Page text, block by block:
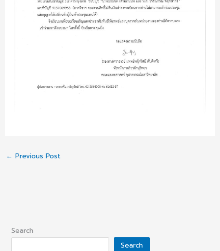
← Previous Post
Search
Search